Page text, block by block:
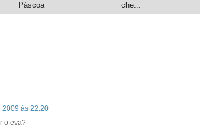
Páscoa
che...
2009 às 22:20
o eva?